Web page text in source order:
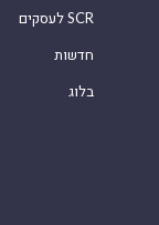
לעסקים SCR
חדשות
בלוג